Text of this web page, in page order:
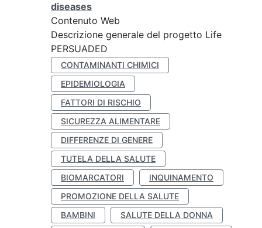
diseases
Contenuto Web
Descrizione generale del progetto Life
PERSUADED
CONTAMINANTI CHIMICI
EPIDEMIOLOGIA
FATTORI DI RISCHIO
SICUREZZA ALIMENTARE
DIFFERENZE DI GENERE
TUTELA DELLA SALUTE
BIOMARCATORI
INQUINAMENTO
PROMOZIONE DELLA SALUTE
BAMBINI
SALUTE DELLA DONNA